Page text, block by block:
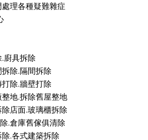
理各種疑難雜症
廚具拆除
除.隔間拆除
除.牆壁打除
地.拆除舊屋整地
店面.玻璃櫃拆除
.倉庫舊傢俱清除
.各式建築拆除